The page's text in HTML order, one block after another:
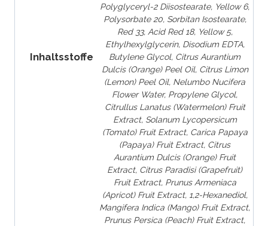
Inhaltsstoffe
Polyglyceryl-2 Diisostearate, Yellow 6,
Polysorbate 20, Sorbitan Isostearate,
Red 33, Acid Red 18, Yellow 5,
Ethylhexylglycerin, Disodium EDTA,
Butylene Glycol, Citrus Aurantium
Dulcis (Orange) Peel Oil, Citrus Limon
(Lemon) Peel Oil, Nelumbo Nucifera
Flower Water, Propylene Glycol,
Citrullus Lanatus (Watermelon) Fruit
Extract, Solanum Lycopersicum
(Tomato) Fruit Extract, Carica Papaya
(Papaya) Fruit Extract, Citrus
Aurantium Dulcis (Orange) Fruit
Extract, Citrus Paradisi (Grapefruit)
Fruit Extract, Prunus Armeniaca
(Apricot) Fruit Extract, 1,2-Hexanediol,
Mangifera Indica (Mango) Fruit Extract,
Prunus Persica (Peach) Fruit Extract,